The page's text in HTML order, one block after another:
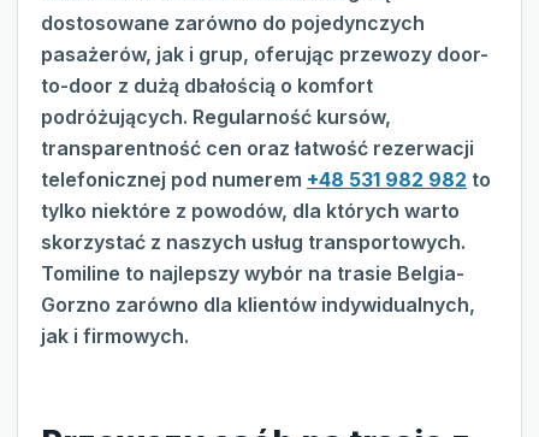
dostosowane zarówno do pojedynczych
pasażerów, jak i grup, oferując przewozy door-
to-door z dużą dbałością o komfort
podróżujących. Regularność kursów,
transparentność cen oraz łatwość rezerwacji
telefonicznej pod numerem +48 531 982 982 to
tylko niektóre z powodów, dla których warto
skorzystać z naszych usług transportowych.
Tomiline to najlepszy wybór na trasie Belgia-
Gorzno zarówno dla klientów indywidualnych,
jak i firmowych.